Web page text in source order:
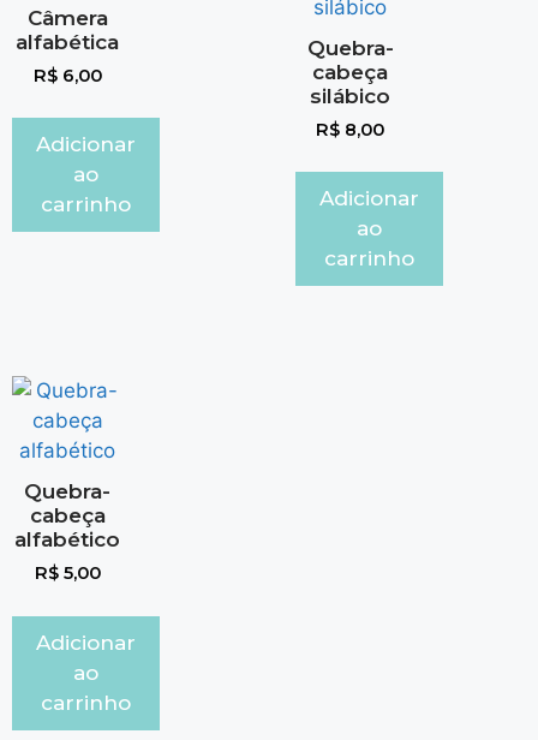
Câmera
alfabética
R$6,00
Adicionar
ao
carrinho
Quebra-
cabeça
silábico
R$ 8,00
Adicionar
ao
carrinho
Quebra-
cabeça
alfabético
R$5,00
Adicionar
ao
carrinho